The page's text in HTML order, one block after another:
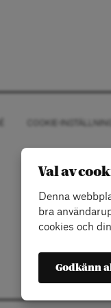
COOKIE-
Val av
Denna
bra
cookies och
Godkänn